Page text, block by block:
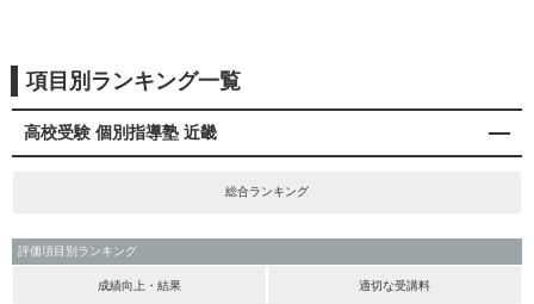
項目別ランキング一覧
高校受験 個別指導塾 近畿
総合ランキング
評価項目別ランキング
成績向上・結果 適切な受講料